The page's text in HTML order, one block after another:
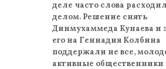
деле часто слова
делом. Решение снять
Динмухаммеда Кунаева и
его на Геннадия Колбина
поддержали не все,
активные общественники